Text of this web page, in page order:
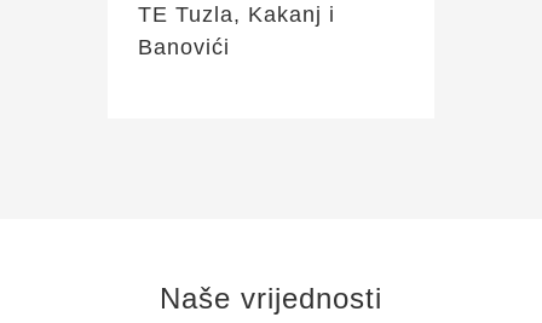
TE Tuzla, Kakanj i
Banovići
Naše vrijednosti